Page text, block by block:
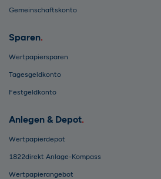
Gemeinschaftskonto
Sparen
Wertpapiersparen
Tagesgeldkonto
Festgeldkonto
Anlegen & Depot
Wertpapierdepot
1822direkt Anlage-Kompass
Wertpapierangebot